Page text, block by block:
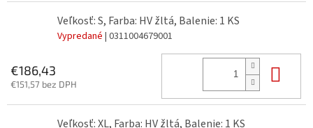
Veľkosť: S, Farba: HV žltá, Balenie: 1 KS
Vypredané | 0311004679001
€186,43
€151,57 bez DPH
Veľkosť: XL, Farba: HV žltá, Balenie: 1 KS